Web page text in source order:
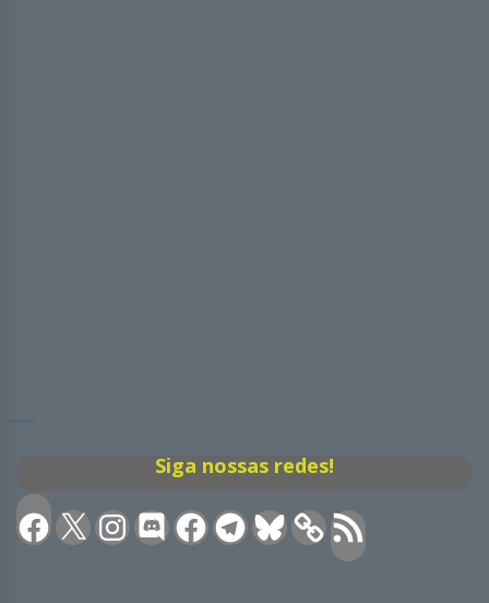
Siga nossas redes!
Facebook
X Instagram
DiscordFacebookTelegramBluesky Feed
RSS